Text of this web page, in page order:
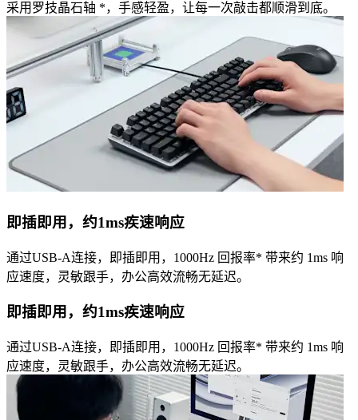
采用罗技晶石轴 *，手感轻盈，让每一次敲击都顺滑到底。
即插即用，约1ms疾速响应
通过USB‑A连接，即插即用，1000Hz 回报率* 带来约 1ms 响
应速度，灵敏跟手，办公高效流畅无延迟。
即插即用，约1ms疾速响应
通过USB‑A连接，即插即用，1000Hz 回报率* 带来约 1ms 响
应速度，灵敏跟手，办公高效流畅无延迟。